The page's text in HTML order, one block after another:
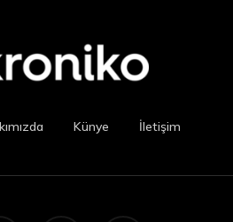
Künye İletişim